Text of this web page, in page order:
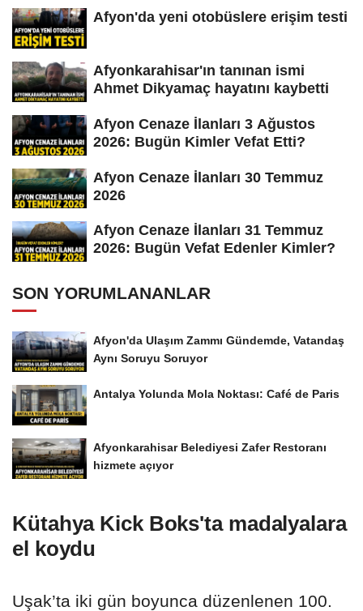
Afyon'da yeni otobüslere erişim testi
Afyonkarahisar'ın tanınan ismi
Ahmet Dikyamaç hayatını kaybetti
Afyon Cenaze İlanları 3 Ağustos
2026: Bugün Kimler Vefat Etti?
Afyon Cenaze İlanları 30 Temmuz
2026
Afyon Cenaze İlanları 31 Temmuz
2026: Bugün Vefat Edenler Kimler?
SON YORUMLANANLAR
Afyon'da Ulaşım Zammı Gündemde, Vatandaş
Aynı Soruyu Soruyor
Antalya Yolunda Mola Noktası: Café de Paris
Afyonkarahisar Belediyesi Zafer Restoranı
hizmete açıyor
Kütahya Kick Boks'ta madalyalara
el koydu
Uşak’ta iki gün boyunca düzenlenen 100.